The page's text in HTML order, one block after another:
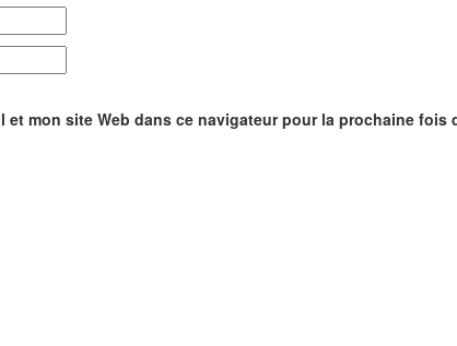
et mon site Web dans ce navigateur pour la prochaine fois